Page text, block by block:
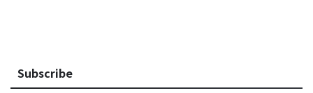
Subscribe